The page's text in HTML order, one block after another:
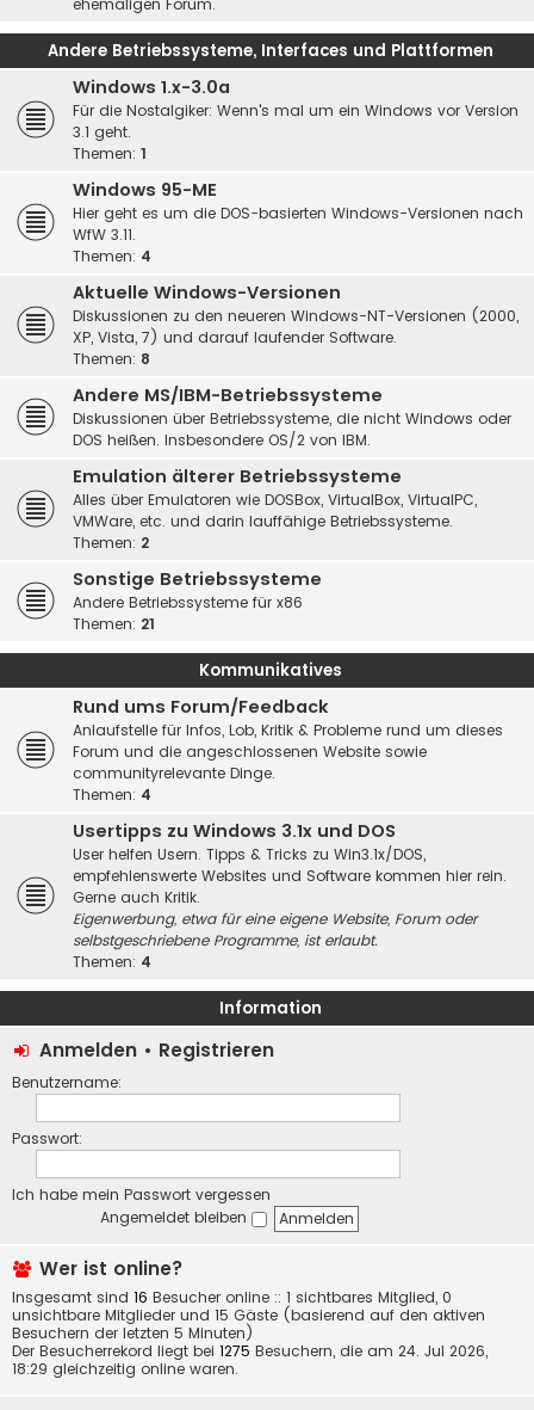
ehemaligen Forum.
Andere Betriebssysteme, Interfaces und Plattformen
Windows 1.x-3.0a
Für die Nostalgiker: Wenn's mal um ein Windows vor Version
3.1 geht.
Themen: 1
Windows 95-ME
Hier geht es um die DOS-basierten Windows-Versionen nach
WfW 3.11.
Themen: 4
Aktuelle Windows-Versionen
Diskussionen zu den neueren Windows-NT-Versionen (2000,
XP, Vista, 7) und darauf laufender Software.
Themen: 8
Andere MS/IBM-Betriebssysteme
Diskussionen über Betriebssysteme, die nicht Windows oder
DOS heißen. Insbesondere OS/2 von IBM.
Emulation älterer Betriebssysteme
Alles über Emulatoren wie DOSBox, VirtualBox, VirtualPC,
VMWare, etc. und darin lauffähige Betriebssysteme.
Themen: 2
Sonstige Betriebssysteme
Andere Betriebssysteme für x86
Themen: 21
Kommunikatives
Rund ums Forum/Feedback
Anlaufstelle für Infos, Lob, Kritik & Probleme rund um dieses
Forum und die angeschlossenen Website sowie
communityrelevante Dinge.
Themen: 4
Usertipps zu Windows 3.1x und DOS
User helfen Usern. Tipps & Tricks zu Win3.1x/DOS,
empfehlenswerte Websites und Software kommen hier rein.
Gerne auch Kritik.
Eigenwerbung, etwa für eine eigene Website, Forum oder
selbstgeschriebene Programme, ist erlaubt.
Themen: 4
Information
Anmelden • Registrieren
Benutzername:
Passwort:
Ich habe mein Passwort vergessen
Angemeldet bleiben
Wer ist online?
Insgesamt sind 16 Besucher online :: 1 sichtbares Mitglied, 0
unsichtbare Mitglieder und 15 Gäste (basierend auf den aktiven
Besuchern der letzten 5 Minuten)
Der Besucherrekord liegt bei 1275 Besuchern, die am 24. Jul 2026,
18:29 gleichzeitig online waren.